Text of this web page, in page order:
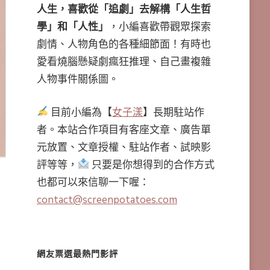
人生，喜歡從「追劇」去解構「人生哲
學」和「人性」
，小編喜歡帶觀眾探索
劇情、人物角色的各種細節面！有時也
愛看燒腦懸疑劇瘋狂推理、自己畫複雜
人物事件關係圖。
目前小編為【女子漾】長期駐站作
者。本站合作項目有客座文章、廣告單
元放置、文章授權、駐站作者、試映影
評等等，
只要是你想得到的合作方式
也都可以來信聊一下喔：
contact@screenpotatoes.com
網友票選最熱門影評